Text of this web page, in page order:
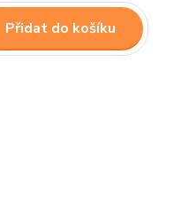
Přidat do košíku